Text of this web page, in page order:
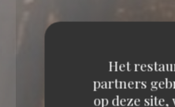
Het
partners
op deze site,